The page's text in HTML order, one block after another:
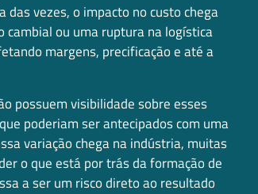
das vezes, o impacto no custo chega
ou uma ruptura na logística
margens, precificação e até a
possuem visibilidade sobre esses
poderiam ser antecipados com uma
variação chega na indústria, muitas
o que está por trás da formação de
a ser um risco direto ao resultado